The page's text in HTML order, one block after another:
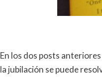
En los dos posts
la jubilación se puede